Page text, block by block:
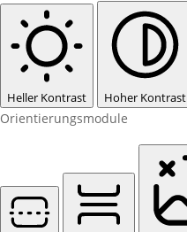
Heller Kontrast Hoher Kontrast
Orientierungsmodule